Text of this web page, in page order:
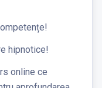
hipnotice!
online ce